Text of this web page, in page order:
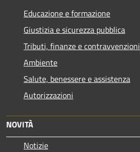
Educazione e formazione
Giustizia e sicurezza pubblica
Tributi, finanze e contravvenzioni
Ambiente
Salute, benessere e assistenza
Autorizzazioni
NOVITÀ
Notizie